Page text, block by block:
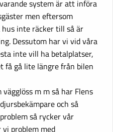
system är att införa
men eftersom
inte räcker till så är
Dessutom har vi vid våra
inte vill ha betalplatser,
få gå lite längre från bilen
m m så har Flens
och så
så rycker vår
problem med